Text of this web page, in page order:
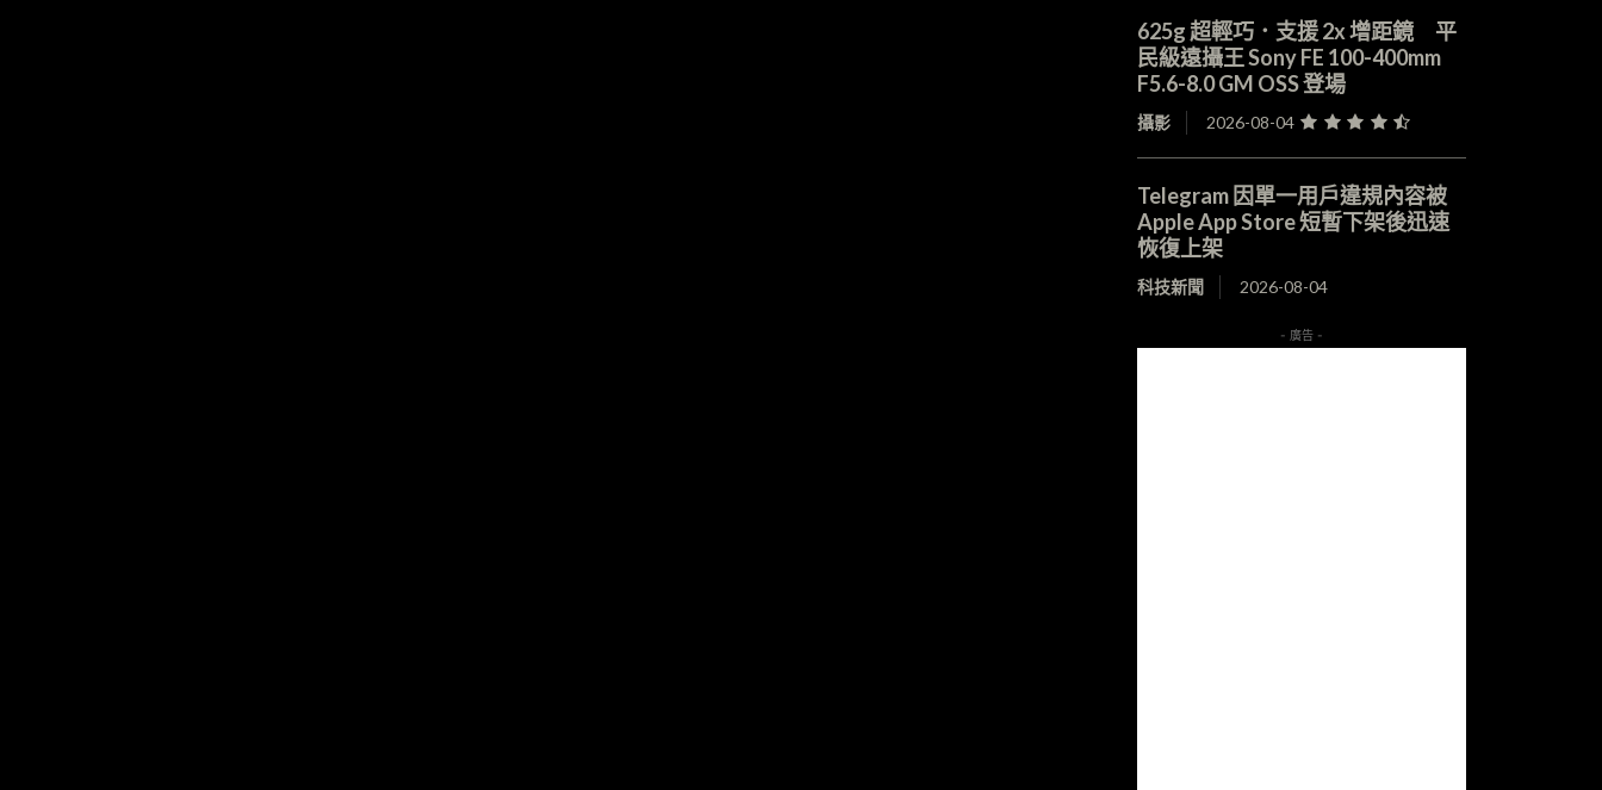
625g 超輕巧．支援 2x 增距鏡 平
民級遠攝王 Sony FE 100-400mm
F5.6-8.0 GM OSS 登場
攝影 2026-08-04
Telegram 因單一用戶違規內容被
Apple App Store 短暫下架後迅速
恢復上架
科技新聞 2026-08-04
- 廣告 -